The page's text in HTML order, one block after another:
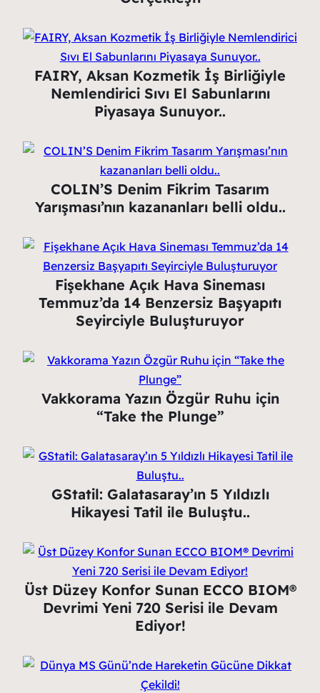
FAIRY, Aksan Kozmetik İş Birliğiyle
Nemlendirici Sıvı El Sabunlarını
Piyasaya Sunuyor..
COLIN’S Denim Fikrim Tasarım
Yarışması’nın kazananları belli oldu..
Fişekhane Açık Hava Sineması
Temmuz’da 14 Benzersiz Başyapıtı
Seyirciyle Buluşturuyor
Vakkorama Yazın Özgür Ruhu için
“Take the Plunge”
GStatil: Galatasaray’ın 5 Yıldızlı
Hikayesi Tatil ile Buluştu..
Üst Düzey Konfor Sunan ECCO BIOM®
Devrimi Yeni 720 Serisi ile Devam
Ediyor!